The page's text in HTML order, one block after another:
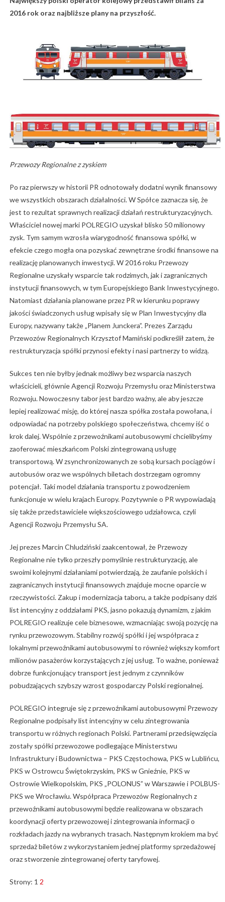
2016 rok oraz najbliższe plany na przyszłość.
Przewozy Regionalne z zyskiem
Po raz pierwszy w historii PR odnotowały dodatni wynik finansowy
we wszystkich obszarach działalności. W Spółce zaznacza się, że
jest to rezultat sprawnych realizacji działań restrukturyzacyjnych.
Właściciel nowej marki POLREGIO uzyskał blisko 50 milionowy
zysk. Tym samym wzrosła wiarygodność finansowa spółki, w
efekcie czego mogła ona pozyskać zewnętrzne środki finansowe na
realizację planowanych inwestycji. W 2016 roku Przewozy
Regionalne uzyskały wsparcie tak rodzimych, jak i zagranicznych
instytucji finansowych, w tym Europejskiego Bank Inwestycyjnego.
Natomiast działania planowane przez PR w kierunku poprawy
jakości świadczonych usług wpisały się w Plan Inwestycyjny dla
Europy, nazywany także „Planem Junckera”. Prezes Zarządu
Przewozów Regionalnych Krzysztof Mamiński podkreślił zatem, że
restrukturyzacja spółki przynosi efekty i nasi partnerzy to widzą.
Sukces ten nie byłby jednak możliwy bez wsparcia naszych
właścicieli, głównie Agencji Rozwoju Przemysłu oraz Ministerstwa
Rozwoju. Nowoczesny tabor jest bardzo ważny, ale aby jeszcze
lepiej realizować misję, do której nasza spółka została powołana, i
odpowiadać na potrzeby polskiego społeczeństwa, chcemy iść o
krok dalej. Wspólnie z przewoźnikami autobusowymi chcielibyśmy
zaoferować mieszkańcom Polski zintegrowaną usługę
transportową. W zsynchronizowanych ze sobą kursach pociągów i
autobusów oraz we wspólnych biletach dostrzegam ogromny
potencjał. Taki model działania transportu z powodzeniem
funkcjonuje w wielu krajach Europy. Pozytywnie o PR wypowiadają
się także przedstawiciele większościowego udziałowca, czyli
Agencji Rozwoju Przemysłu SA.
Jej prezes Marcin Chludziński zaakcentował, że Przewozy
Regionalne nie tylko przeszły pomyślnie restrukturyzację, ale
swoimi kolejnymi działaniami potwierdzają, że zaufanie polskich i
zagranicznych instytucji finansowych znajduje mocne oparcie w
rzeczywistości. Zakup i modernizacja taboru, a także podpisany dziś
list intencyjny z oddziałami PKS, jasno pokazują dynamizm, z jakim
POLREGIO realizuje cele biznesowe, wzmacniając swoją pozycję na
rynku przewozowym. Stabilny rozwój spółki i jej współpraca z
lokalnymi przewoźnikami autobusowymi to również większy komfort
milionów pasażerów korzystających z jej usług. To ważne, ponieważ
dobrze funkcjonujący transport jest jednym z czynników
pobudzających szybszy wzrost gospodarczy Polski regionalnej.
POLREGIO integruje się z przewoźnikami autobusowymi Przewozy
Regionalne podpisały list intencyjny w celu zintegrowania
transportu w różnych regionach Polski. Partnerami przedsięwzięcia
zostały spółki przewozowe podlegające Ministerstwu
Infrastruktury i Budownictwa – PKS Częstochowa, PKS w Lublińcu,
PKS w Ostrowcu Świętokrzyskim, PKS w Gnieźnie, PKS w
Ostrowie Wielkopolskim, PKS „POLONUS” w Warszawie i POLBUS-
PKS we Wrocławiu. Współpraca Przewozów Regionalnych z
przewoźnikami autobusowymi będzie realizowana w obszarach
koordynacji oferty przewozowej i zintegrowania informacji o
rozkładach jazdy na wybranych trasach. Następnym krokiem ma być
sprzedaż biletów z wykorzystaniem jednej platformy sprzedażowej
oraz stworzenie zintegrowanej oferty taryfowej.
Strony: 1 2